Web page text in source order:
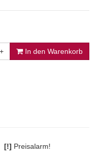
+ In den Warenkorb
[!] Preisalarm!